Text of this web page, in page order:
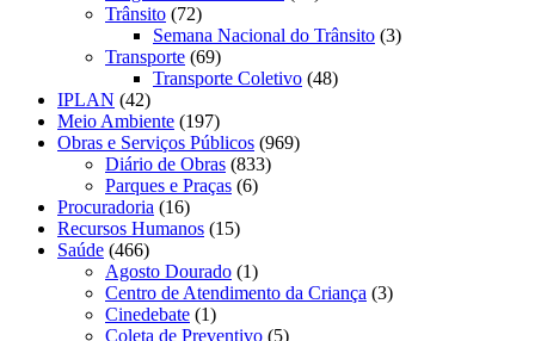
Trânsito (72)
Semana Nacional do Trânsito (3)
Transporte (69)
Transporte Coletivo (48)
IPLAN (42)
Meio Ambiente (197)
Obras e Serviços Públicos (969)
Diário de Obras (833)
Parques e Praças (6)
Procuradoria (16)
Recursos Humanos (15)
Saúde (466)
Agosto Dourado (1)
Centro de Atendimento da Criança (3)
Cinedebate (1)
Coleta de Preventivo (5)